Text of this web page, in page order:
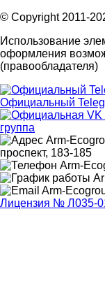
© Copyright 2011-
Использование
оформления
(правообладателя)
Официальный
группа
проспект, 183-185
Лицензия № Л035-